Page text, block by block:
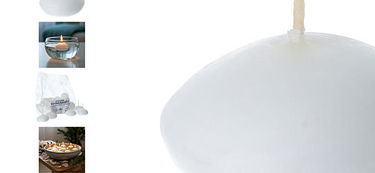
Previous
slide